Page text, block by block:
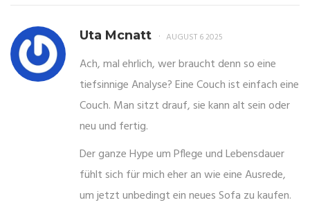
Uta Mcnatt AUGUST 6 2025
Ach, mal ehrlich, wer braucht denn so eine
tiefsinnige Analyse? Eine Couch ist einfach eine
Couch. Man sitzt drauf, sie kann alt sein oder
neu und fertig.
Der ganze Hype um Pflege und Lebensdauer
fühlt sich für mich eher an wie eine Ausrede,
um jetzt unbedingt ein neues Sofa zu kaufen.